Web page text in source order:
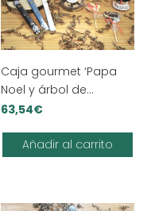
Caja gourmet ‘Papa
Noel y árbol de
Navidad’
63,54€
Añadir al carrito